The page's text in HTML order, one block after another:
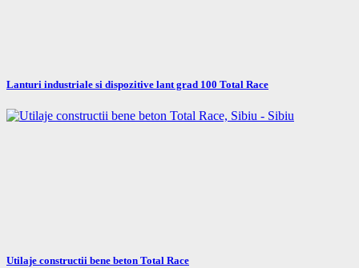
Lanturi industriale si dispozitive lant grad 100 Total Race
Utilaje constructii bene beton Total Race